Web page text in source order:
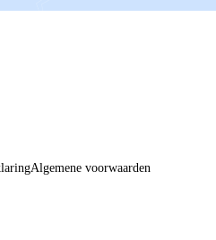
Algemene voorwaarden